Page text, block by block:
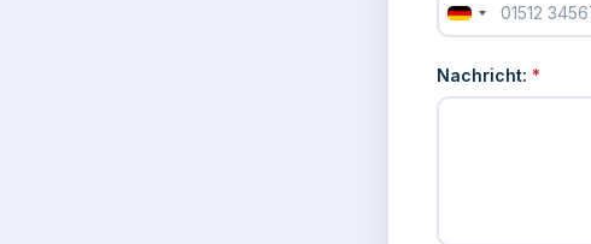
Nachricht: *